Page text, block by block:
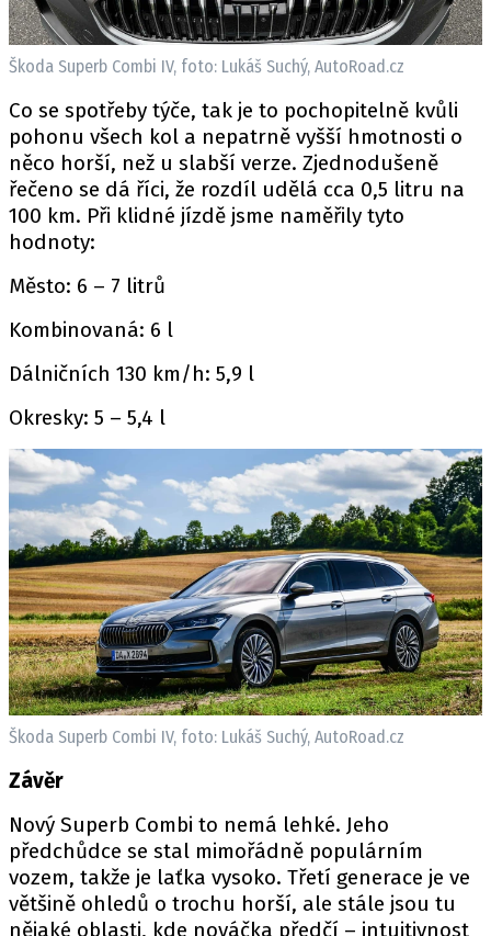
Škoda Superb Combi IV, foto: Lukáš Suchý, AutoRoad.cz
Co se spotřeby týče, tak je to pochopitelně kvůli
pohonu všech kol a nepatrně vyšší hmotnosti o
něco horší, než u slabší verze. Zjednodušeně
řečeno se dá říci, že rozdíl udělá cca 0,5 litru na
100 km. Při klidné jízdě jsme naměřily tyto
hodnoty:
Město: 6 – 7 litrů
Kombinovaná: 6 l
Dálničních 130 km/h: 5,9 l
Okresky: 5 – 5,4 l
Škoda Superb Combi IV, foto: Lukáš Suchý, AutoRoad.cz
Závěr
Nový Superb Combi to nemá lehké. Jeho
předchůdce se stal mimořádně populárním
vozem, takže je laťka vysoko. Třetí generace je ve
většině ohledů o trochu horší, ale stále jsou tu
nějaké oblasti, kde nováčka předčí – intuitivnost